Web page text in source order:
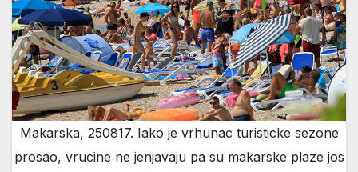
Makarska, 250817. Iako je vrhunac turisticke sezone
prosao, vrucine ne jenjavaju pa su makarske plaze jos